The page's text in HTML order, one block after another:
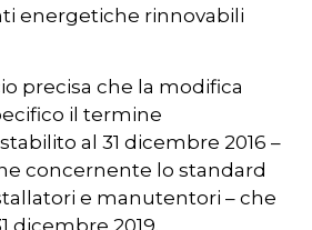
energetiche rinnovabili
precisa che la modifica
il termine
al 31 dicembre 2016 –
concernente lo standard
e manutentori – che